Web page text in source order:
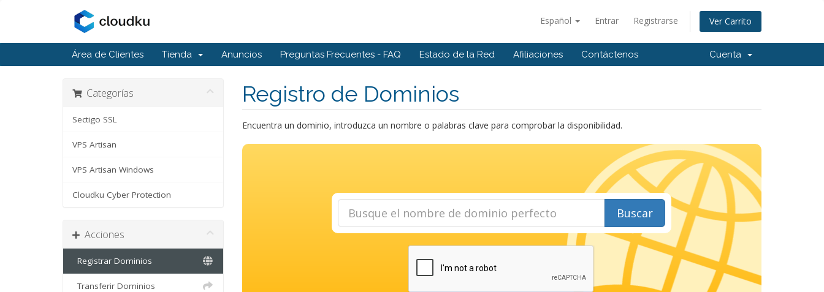
Español Entrar Registrarse Ver Carrito
Área de Clientes Tienda Anuncios Preguntas Frecuentes - FAQ Estado de la Red Afiliaciones Contáctenos Cuenta
Categorías
Sectigo SSL
VPS Artisan
VPS Artisan Windows
Cloudku Cyber Protection
Acciones
Registrar Dominios
Transferir Dominios
Registro de Dominios
Encuentra un dominio, introduzca un nombre o palabras clave para comprobar la disponibilidad.
Buscar